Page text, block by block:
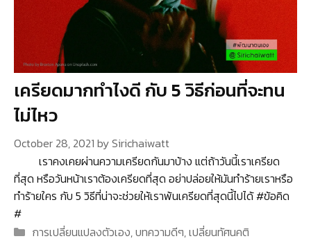
เครียดมากทำไงดี กับ 5 วิธีก่อนที่จะทน
ไม่ไหว
October 28, 2021 bySirichaiwatt
เราคงเคยผ่านความเครียดกันมาบ้าง แต่ถ้าวันนี้เราเครียด
ที่สุด หรือวันหน้าเราต้องเครียดที่สุด อย่าปล่อยให้มันทำร้ายเราหรือ
ทำร้ายใคร กับ 5 วิธีที่น่าจะช่วยให้เราพ้นเครียดที่สุดนี้ไปได้ #ข้อคิด
#
Categories
การเปลี่ยนแปลงตัวเอง,บทความดีๆ,เปลี่ยนทัศนคติ